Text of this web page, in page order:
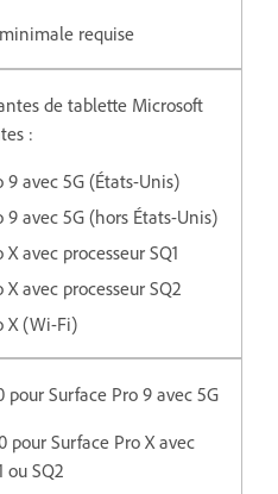
requise
de tablette Microsoft
:
9 avec 5G (États-Unis)
9 avec 5G (hors États-Unis)
avec processeur SQ1
X avec processeur SQ2
X (Wi-Fi)
pour Surface Pro 9 avec 5G
pour Surface Pro X avec
ou SQ2